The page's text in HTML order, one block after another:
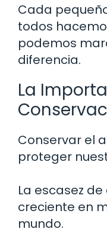
Cada
todos
podemos
diferencia.
La
Conservar el
proteger
La escasez
creciente en
mundo.